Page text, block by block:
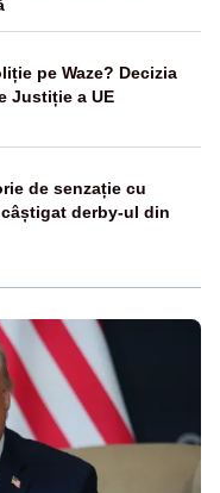
pe Waze? Decizia
Justiție a UE
de senzație cu
derby-ul din